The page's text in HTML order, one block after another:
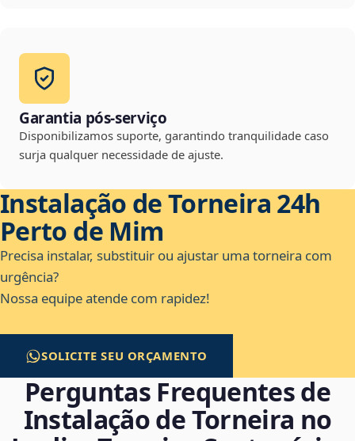
Garantia pós-serviço
Disponibilizamos suporte, garantindo tranquilidade caso
surja qualquer necessidade de ajuste.
Instalação de Torneira 24h
Perto de Mim
Precisa instalar, substituir ou ajustar uma torneira com
urgência?
Nossa equipe atende com rapidez!
SOLICITE SEU ORÇAMENTO
Perguntas Frequentes de
Instalação de Torneira no